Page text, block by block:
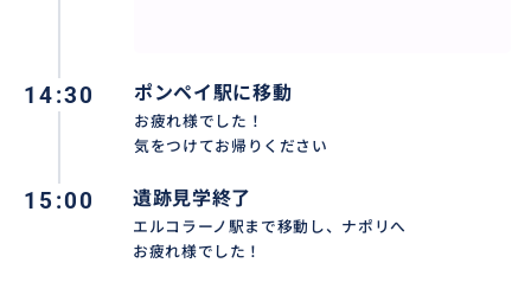
ポンペイ遺跡だけで満足していませんか？
14:30 ポンペイ駅に移動
お疲れ様でした！
気をつけてお帰りください
15:00 遺跡見学終了
エルコラーノ駅まで移動し、ナポリへ
お疲れ様でした！